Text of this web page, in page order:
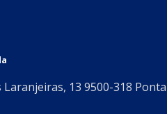
Laranjeiras, 13 9500-318 Ponta